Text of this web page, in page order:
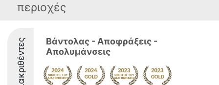
περιοχές
Διακριθέντες
Βάντολας - Αποφράξεις -
Απολυμάνσεις